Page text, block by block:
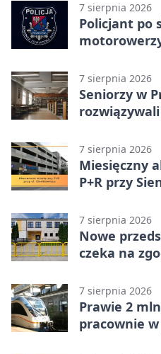
7 sierpnia 2026
Policjant po
7 sierpnia 2026
Seniorzy w
7 sierpnia 2026
Miesięczny
P+R przy
7 sierpnia 2026
Nowe
czeka na
7 sierpnia 2026
Prawie 2
pracownie